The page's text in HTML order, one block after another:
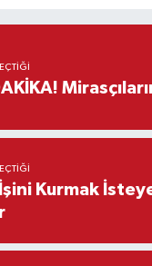
SON DAKİKA!
Kurmak